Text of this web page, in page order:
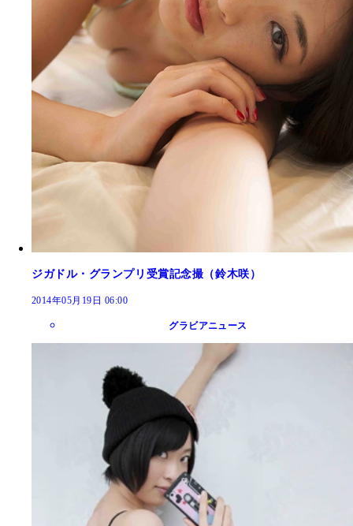
ジガドル・グランプリ受賞記念撮（鈴木咲）
2014年05月19日 06:00
グラビアニュース